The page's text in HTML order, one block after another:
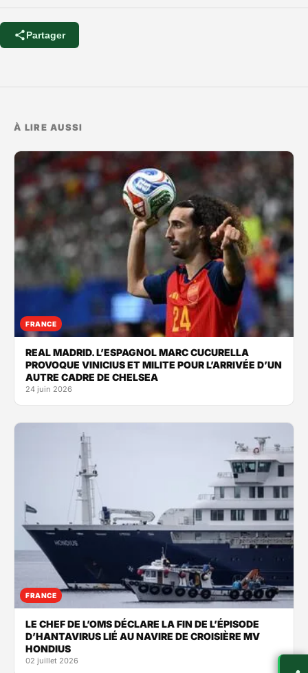
Partager
À LIRE AUSSI
FRANCE
REAL MADRID. L’ESPAGNOL MARC CUCURELLA
PROVOQUE VINICIUS ET MILITE POUR L’ARRIVÉE D’UN
AUTRE CADRE DE CHELSEA
24 juin 2026
FRANCE
LE CHEF DE L’OMS DÉCLARE LA FIN DE L’ÉPISODE
D’HANTAVIRUS LIÉ AU NAVIRE DE CROISIÈRE MV
HONDIUS
02 juillet 2026